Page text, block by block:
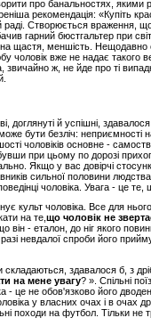
про банальностях, якими
рекомендація: «Купіть
раді. Створюється враження,
гарний бюстгальтер при
на щастя, меншість. Нещодавно
чоловік вже не надає такого
звичайно ж, не йде про ті
доглянуті й успішні,
бути безліч: неприємності
чоловіків основне -
при цьому по дорозі
Якщо у вас довірчі
сильної половини
чоловіка. Увага - це
культ чоловіка. Все для
на те, що чоловік не
він - еталон, до ніг якого
невдалої спроби його
складаються, здавалося б, з
на мене увагу? ». Спільні
- це не обов'язково його
у власних очах і в очах
походи на футбол. Тільки не